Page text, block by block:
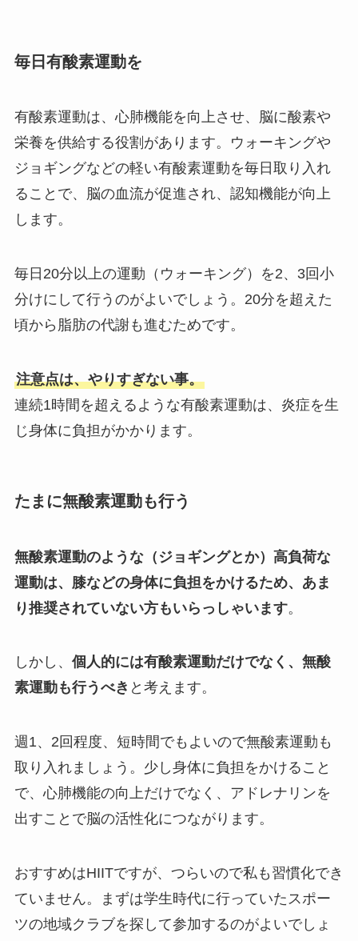
毎日有酸素運動を
有酸素運動は、心肺機能を向上させ、脳に酸素や
栄養を供給する役割があります。ウォーキングや
ジョギングなどの軽い有酸素運動を毎日取り入れ
ることで、脳の血流が促進され、認知機能が向上
します。
毎日20分以上の運動（ウォーキング）を2、3回小
分けにして行うのがよいでしょう。20分を超えた
頃から脂肪の代謝も進むためです。
注意点は、やりすぎない事。
連続1時間を超えるような有酸素運動は、炎症を生
じ身体に負担がかかります。
たまに無酸素運動も行う
無酸素運動のような（ジョギングとか）高負荷な
運動は、膝などの身体に負担をかけるため、あま
り推奨されていない方もいらっしゃいます。
しかし、 個人的には有酸素運動だけでなく、無酸
素運動も行うべき と考えます。
週1、2回程度、短時間でもよいので無酸素運動も
取り入れましょう。少し身体に負担をかけること
で、心肺機能の向上だけでなく、アドレナリンを
出すことで脳の活性化につながります。
おすすめはHIITですが、つらいので私も習慣化でき
ていません。まずは学生時代に行っていたスポー
ツの地域クラブを探して参加するのがよいでしょ